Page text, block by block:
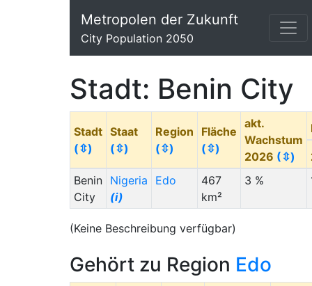
Metropolen der Zukunft
City Population 2050
Stadt: Benin City
Stadt
(⇳)
Staat
(⇳)
Region
(⇳)
Fläche
(⇳)
akt.
Wachstum
2026 (⇳)
Benin
City
Nigeria
(i)
Edo
467
km²
3 %
(Keine Beschreibung verfügbar)
Gehört zu Region Edo